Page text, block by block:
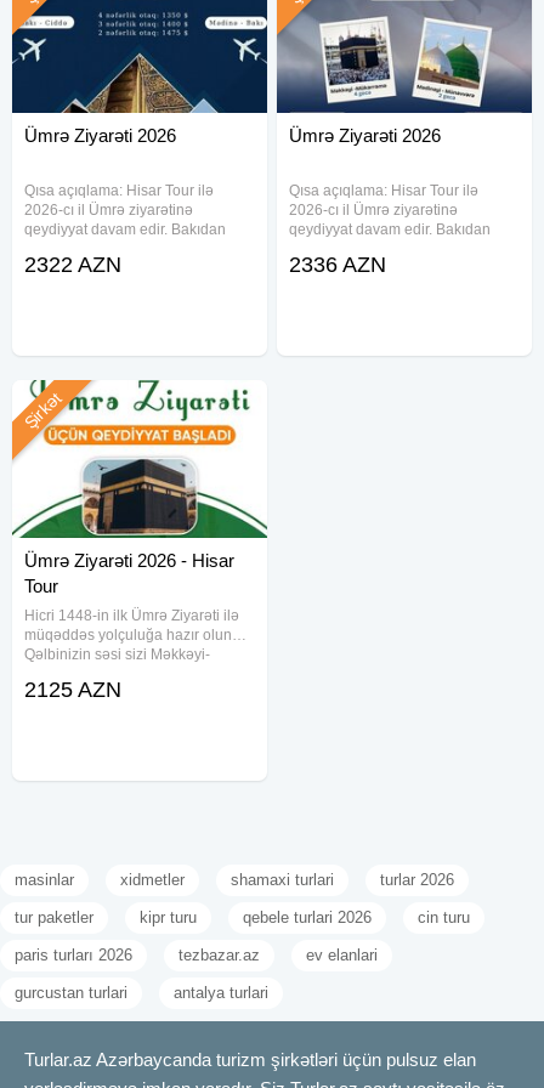
Ümrə Ziyarəti 2026
Qısa açıqlama: Hisar Tour ilə
2026-cı il Ümrə ziyarətinə
qeydiyyat davam edir. Bakıdan
Mükərrəmə və Mədinəyi-
2322 AZN
Ümrə Ziyarəti 2026
Qısa açıqlama: Hisar Tour ilə
2026-cı il Ümrə ziyarətinə
qeydiyyat davam edir. Bakıdan
Mükərrəmə və Mədinəyi-
2336 AZN
Ümrə Ziyarəti 2026 - Hisar
Tour
Hicri 1448-in ilk Ümrə Ziyarəti ilə
müqəddəs yolçuluğa hazır olun…
Qəlbinizin səsi sizi Məkkəyi-
qaçırmayın… 21–28 İyun 2026
Şirkət
2125 AZN
masinlar xidmetler shamaxi turlari turlar 2026
tur paketler kipr turu qebele turlari 2026 cin turu
paris turları 2026 tezbazar.az ev elanlari
gurcustan turlari antalya turlari
Turlar.az Azərbaycanda turizm şirkətləri üçün pulsuz elan